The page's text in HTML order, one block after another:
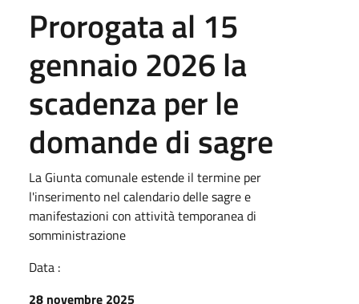
Prorogata al 15
gennaio 2026 la
scadenza per le
domande di sagre
La Giunta comunale estende il termine per
l'inserimento nel calendario delle sagre e
manifestazioni con attività temporanea di
somministrazione
Data :
28 novembre 2025